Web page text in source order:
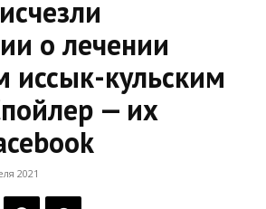
о лечении
иссык-кульским
— их
2021